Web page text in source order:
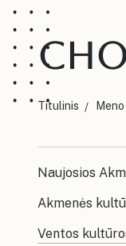
Titulinis
Naujosios
Akmenės
Ventos